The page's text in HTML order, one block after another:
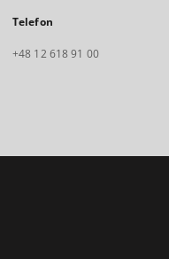
Telefon
+48 12 618 91 00